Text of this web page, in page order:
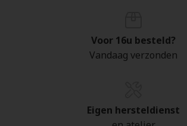
Voor 16u besteld?
Vandaag verzonden
Eigen hersteldienst